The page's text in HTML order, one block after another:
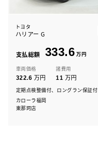
トヨタ
ハリアー G
支払総額 333.6 万円
車両価格
322.6 万円
諸費用
11 万円
定期点検整備付、ロングラン保証付
カローラ福岡
東那珂店